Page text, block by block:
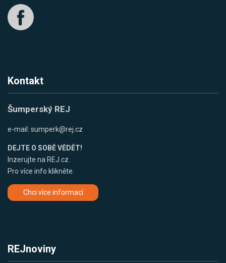
Kontakt
Šumperský REJ
e-mail: sumperk@rej.cz
DEJTE O SOBĚ VĚDĚT!
Inzerujte na REJ.cz.
Pro více info klikněte.
Chci více informací
REJnoviny